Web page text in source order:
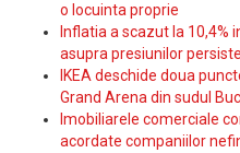
o locuinta proprie
Inflatia a scazut la 10,4%
asupra presiunilor
IKEA deschide doua
Grand Arena din sudul
Imobiliarele comerciale
acordate companiilor